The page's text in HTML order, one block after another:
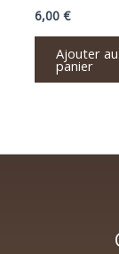
6,00 €
Ajouter au
panier